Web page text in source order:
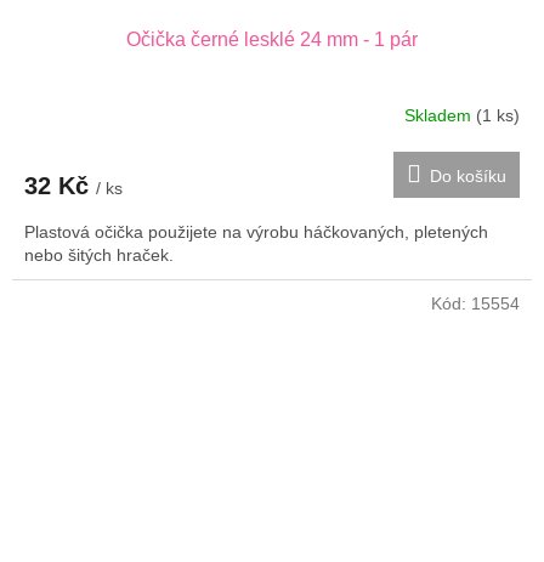
Očička černé lesklé 24 mm - 1 pár
Skladem (1 ks)
32 Kč / ks
Do košíku
Plastová očička použijete na výrobu háčkovaných, pletených
nebo šitých hraček.
Kód: 15554